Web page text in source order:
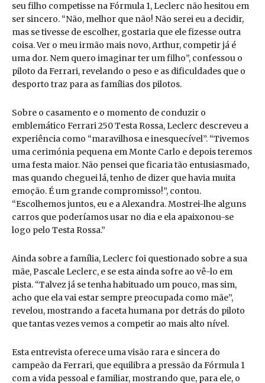
seu filho competisse na Fórmula 1, Leclerc não hesitou em
ser sincero. “Não, melhor que não! Não serei eu a decidir,
mas se tivesse de escolher, gostaria que ele fizesse outra
coisa. Ver o meu irmão mais novo, Arthur, competir já é
uma dor. Nem quero imaginar ter um filho”, confessou o
piloto da Ferrari, revelando o peso e as dificuldades que o
desporto traz para as famílias dos pilotos.
Sobre o casamento e o momento de conduzir o
emblemático Ferrari 250 Testa Rossa, Leclerc descreveu a
experiência como “maravilhosa e inesquecível”. “Tivemos
uma cerimónia pequena em Monte Carlo e depois teremos
uma festa maior. Não pensei que ficaria tão entusiasmado,
mas quando cheguei lá, tenho de dizer que havia muita
emoção. É um grande compromisso!”, contou.
“Escolhemos juntos, eu e a Alexandra. Mostrei-lhe alguns
carros que poderíamos usar no dia e ela apaixonou-se
logo pelo Testa Rossa.”
Ainda sobre a família, Leclerc foi questionado sobre a sua
mãe, Pascale Leclerc, e se esta ainda sofre ao vê-lo em
pista. “Talvez já se tenha habituado um pouco, mas sim,
acho que ela vai estar sempre preocupada como mãe”,
revelou, mostrando a faceta humana por detrás do piloto
que tantas vezes vemos a competir ao mais alto nível.
Esta entrevista oferece uma visão rara e sincera do
campeão da Ferrari, que equilibra a pressão da Fórmula 1
com a vida pessoal e familiar, mostrando que, para ele, o